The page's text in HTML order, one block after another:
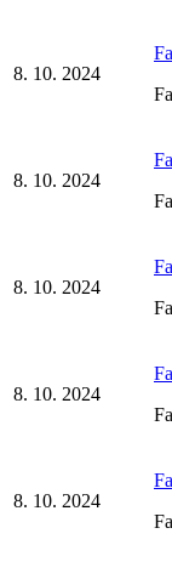
8. 10. 2024
8. 10. 2024
8. 10. 2024
8. 10. 2024
8. 10. 2024